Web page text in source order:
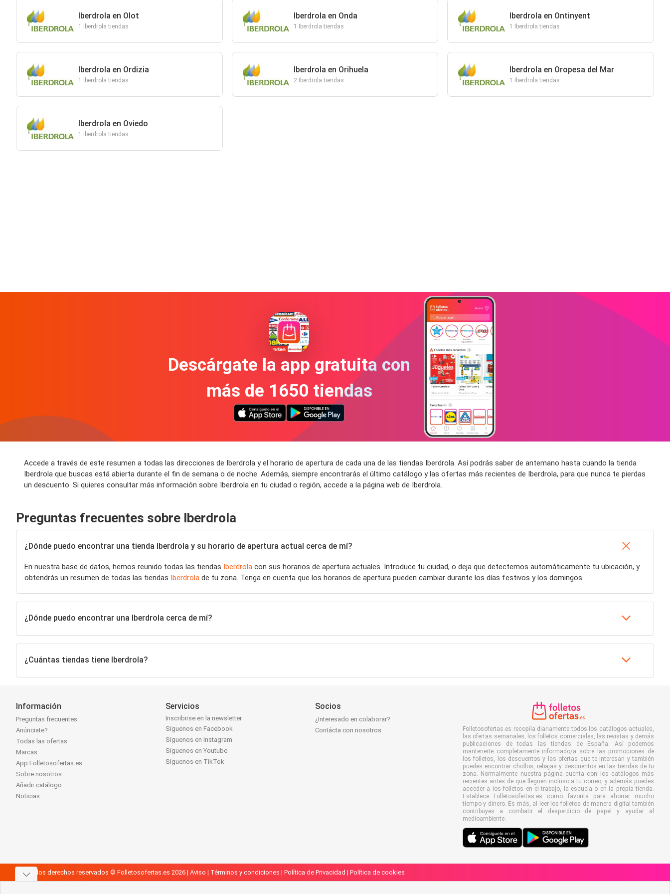
Iberdrola en Olot
1 Iberdrola tiendas
Iberdrola en Onda
1 Iberdrola tiendas
Iberdrola en Ontinyent
1 Iberdrola tiendas
Iberdrola en Ordizia
1 Iberdrola tiendas
Iberdrola en Orihuela
2 Iberdrola tiendas
Iberdrola en Oropesa del Mar
1 Iberdrola tiendas
Iberdrola en Oviedo
1 Iberdrola tiendas
Descárgate la app gratuita con
más de 1650 tiendas
Accede a través de este resumen a todas las direcciones de Iberdrola y el horario de apertura de cada una de las tiendas Iberdrola. Así podrás saber de antemano hasta cuando la tienda
Iberdrola que buscas está abierta durante el fin de semana o de noche. Además, siempre encontrarás el último catálogo y las ofertas más recientes de Iberdrola, para que nunca te pierdas
un descuento. Si quieres consultar más información sobre Iberdrola en tu ciudad o región, accede a la página web de Iberdrola.
Preguntas frecuentes sobre Iberdrola
¿Dónde puedo encontrar una tienda Iberdrola y su horario de apertura actual cerca de mí?
En nuestra base de datos, hemos reunido todas las tiendas Iberdrola con sus horarios de apertura actuales. Introduce tu ciudad, o deja que detectemos automáticamente tu ubicación, y
obtendrás un resumen de todas las tiendas Iberdrola de tu zona. Tenga en cuenta que los horarios de apertura pueden cambiar durante los días festivos y los domingos.
¿Dónde puedo encontrar una Iberdrola cerca de mí?
¿Cuántas tiendas tiene Iberdrola?
Información
Preguntas frecuentes
Anúnciate?
Todas las ofertas
Marcas
App Folletosofertas.es
Sobre nosotros
Añadir catálogo
Noticias
Servicios
Inscribirse en la newsletter
Síguenos en Facebook
Síguenos en Instagram
Síguenos en Youtube
Síguenos en TikTok
Socios
¿Interesado en colaborar?
Contácta con nosotros
Folletosofertas.es recopila diariamente todos los catálogos actuales,
las ofertas semanales, los folletos comerciales, las revistas y demás
publicaciones de todas las tiendas de España. Así podemos
mantenerte completamente informado/a sobre las promociones de
los folletos, los descuentos y las ofertas que te interesan y también
puedes encontrar chollos, rebajas y descuentos en las tiendas de tu
zona. Normalmente nuestra página cuenta con los catálogos más
recientes antes de que lleguen incluso a tu correo, y además puedes
acceder a los folletos en el trabajo, la escuela o en la propia tienda.
Establece Folletosofertas.es como favorita para ahorrar mucho
tiempo y dinero. Es más, al leer los folletos de manera digital también
contribuyes a combatir el desperdicio de papel y ayudar al
medioambiente.
Todos los derechos reservados © Folletosofertas.es 2026 | Aviso | Términos y condiciones | Política de Privacidad | Política de cookies